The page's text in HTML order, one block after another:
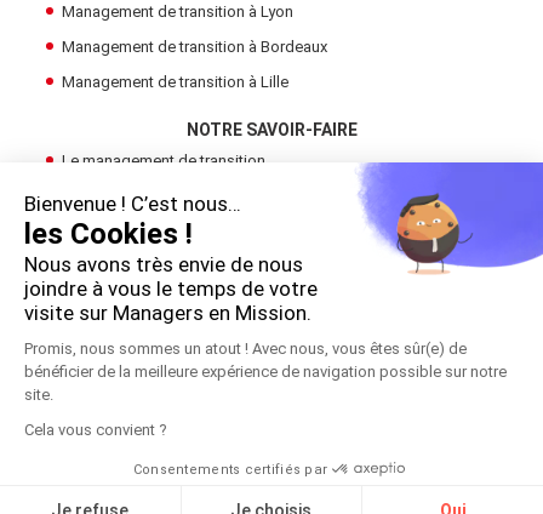
!
S'inscrire à la réunion
Management de transition à Lyon
Management de transition à Bordeaux
Management de transition à Lille
NOTRE SAVOIR-FAIRE
Le management de transition
Devenir Manager de Transition
Trouver un manager de transition
LE GROUPE
Cadres en Mission
Mentions légales
Contact
Bienvenue ! C’est nous…
les Cookies !
Nous avons très envie de nous
joindre à vous le temps de votre
visite sur Managers en Mission.
Promis, nous sommes un atout ! Avec nous, vous êtes sûr(e) de
bénéficier de la meilleure expérience de navigation possible sur notre
site.
Cela vous convient ?
Consentements certifiés par